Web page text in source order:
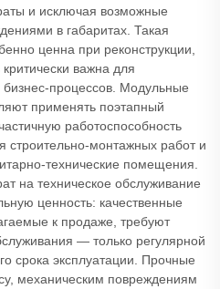
и исключая возможные
в габаритах. Такая
ценна при реконструкции,
важна для
процессов. Модульные
применять поэтапный
работоспособность
строительно-монтажных работ и
технические помещения.
на техническое обслуживание
ценность: качественные
к продаже, требуют
— только регулярной
срока эксплуатации. Прочные
механическим повреждениям